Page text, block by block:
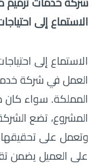
شركة خدمات ترميم
الاستماع إلى
الاستماع إلى
العمل في شركة
المملكة. سواء كان
المشروع، تضع
وتعمل على تحقيقها
على العميل يضمن